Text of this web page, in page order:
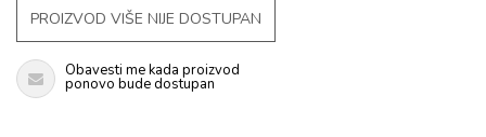
PROIZVOD VIŠE NIJE DOSTUPAN
Obavesti me kada proizvod
ponovo bude dostupan